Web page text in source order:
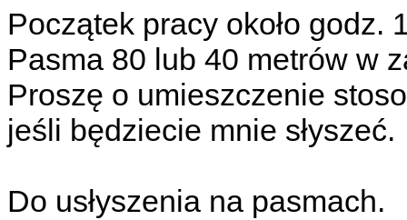
Początek pracy około godz.
Pasma 80 lub 40 metrów w
Proszę o umieszczenie
jeśli będziecie mnie słyszeć.
Do usłyszenia na pasmach.